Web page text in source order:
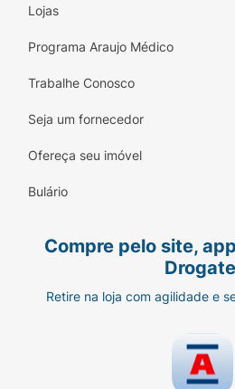
Lojas
Programa Araujo Médico
Trabalhe Conosco
Seja um fornecedor
Ofereça seu imóvel
Bulário
Compre pelo site,
Retire na loja com agilidade e